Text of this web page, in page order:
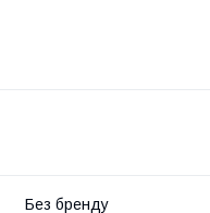
Без бренду